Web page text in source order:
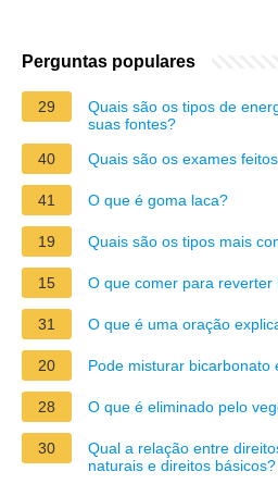
Perguntas populares
29
Quais são os tipos de
suas fontes?
40
Quais são os exames
41 O que é goma laca?
19 Quais são os tipos mais
15 O que comer para reverter
31 O que é uma oração
20 Pode misturar bicarbonato
28 O que é eliminado pelo
30
Qual a relação entre
naturais e direitos básicos?